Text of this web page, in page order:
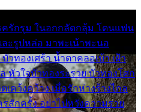
ครักรุม ในอกกลัดกลุ้ม โดนแฟน
ะรูปหล่อ มาพะเน้าพะนอ
วทองเศร้า น้ำตาคลอเบ้า เฝ้า
หัวใจบัวทองระรวย บัวทองโศก
เคว้งคว้าง เมื่อรักห่างร้างไกล
สักครั้ง อย่าไปหวังความรวย